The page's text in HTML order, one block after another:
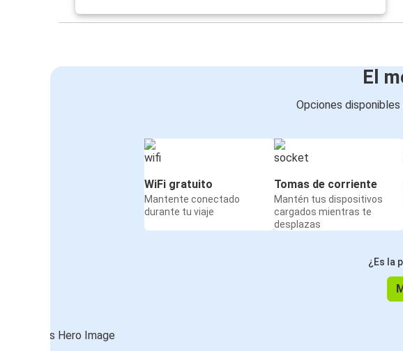
El
Opciones
WiFi gratuito
Mantente conectado
durante tu viaje
Tomas de corriente
Mantén tus dispositivos
cargados mientras te
desplazas
¿Es la